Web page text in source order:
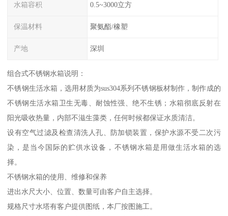
水箱容积 0.5~3000立方
保温材料 聚氨酯/橡塑
产地 深圳
组合式不锈钢水箱说明：
不锈钢生活水箱，选用材质为sus304系列不锈钢板材制作，制作成的
不锈钢生活水箱卫生无毒、耐蚀性强、绝不生锈；水箱彻底反射在
阳光吸收热量，内部不滋生藻类，任何时候都保证水质清洁。
设有空气过滤及检查清洗人孔、防加锁装置，保护水源不受二次污
染，是当今国际的贮供水设备，不锈钢水箱是用做生活水箱的选
择。
不锈钢水箱的使用、维修和保养
进出水尺大小、位置、数量可由客户自主选择。
规格尺寸水塔有客户提供图纸，本厂按图施工。